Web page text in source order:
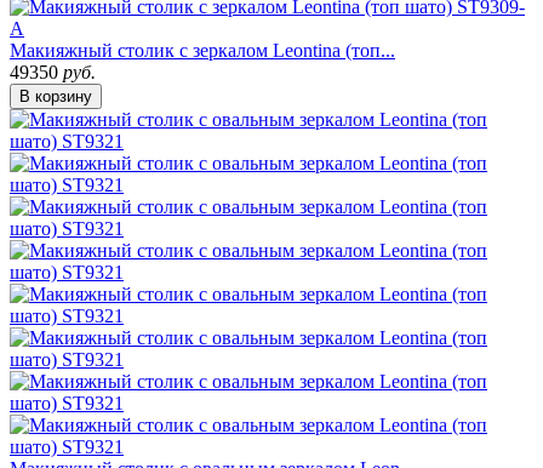
Макияжный столик с зеркалом Leontina (топ...
49350 руб.
В корзину